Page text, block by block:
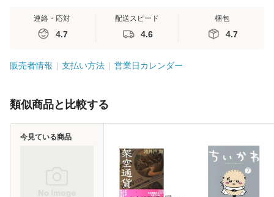
連絡・応対
4.7
配送スピード
4.6
梱包
4.7
販売者情報 支払い方法 営業日カレンダー
類似商品と比較する
今見ている商品